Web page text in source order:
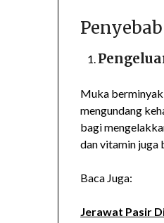
Muka
mengundang
bagi
dan vitamin juga
Baca Juga:
Jerawat Pasir